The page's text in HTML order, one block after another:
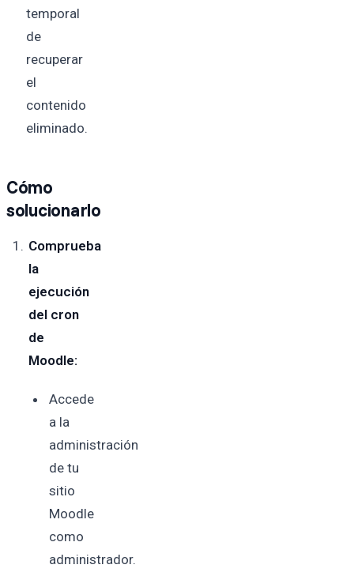
temporal
de
recuperar
el
contenido
eliminado.
Cómo
solucionarlo
Comprueba
la
ejecución
del cron
de
Moodle:
Accede
a la
administración
de tu
sitio
Moodle
como
administrador.